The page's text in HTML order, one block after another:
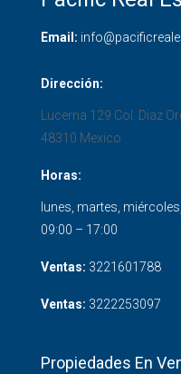
Email:
Dirección:
Lucerna 129 Col. Diaz
48310 Mexico
Horas:
lunes, martes,
09:00 – 17:00
Ventas: 3221601788
Ventas: 3222253097
Propiedades En